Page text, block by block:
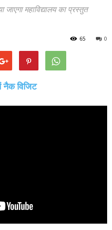
महाविद्यालय का प्रस्तुत
0
65